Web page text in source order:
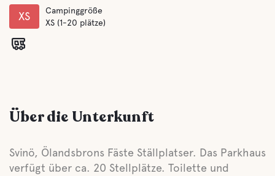
XS
Campinggröße
XS (1-20 plätze)
Über die Unterkunft
Svinö, Ölandsbrons Fäste Ställplatser. Das Parkhaus
verfügt über ca. 20 Stellplätze. Toilette und